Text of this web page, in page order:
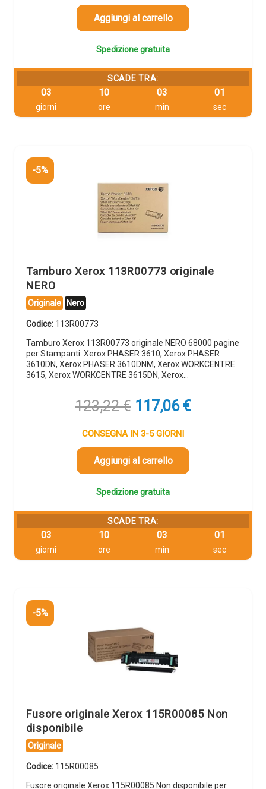
era:
600,73 €.
Aggiungi al carrello
Spedizione gratuita
SCADE TRA:
03
giorni
10
ore
03
min
00
sec
-5%
Tamburo Xerox 113R00773 originale
NERO
Originale Nero
Codice: 113R00773
Tamburo Xerox 113R00773 originale NERO 68000 pagine
per Stampanti: Xerox PHASER 3610, Xerox PHASER
3610DN, Xerox PHASER 3610DNM, Xerox WORKCENTRE
3615, Xerox WORKCENTRE 3615DN, Xerox…
123,22€ Il
prezzo
originale
era:
123,22 €.
117,06 €Il
CONSEGNA IN 3-5 GIORNI
Aggiungi al carrello
Spedizione gratuita
SCADE TRA:
03
giorni
10
ore
03
min
00
sec
-5%
Fusore originale Xerox 115R00085 Non
disponibile
Originale
Codice: 115R00085
Fusore originale Xerox 115R00085 Non disponibile per